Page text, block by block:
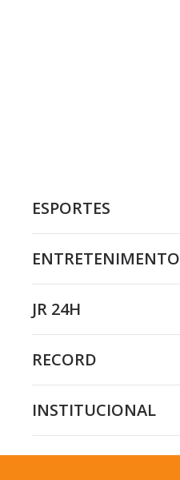
ESPORTES
ENTRETENIMENTO
JR 24H
RECORD
INSTITUCIONAL